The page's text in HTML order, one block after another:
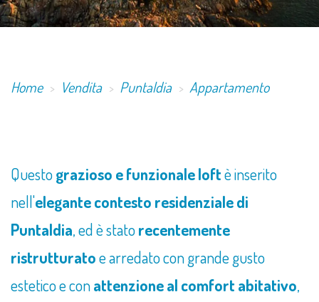
Home Vendita Puntaldia Appartamento
Questograzioso e funzionale loftè inserito
nell'elegante contesto residenziale di
Puntaldia, ed è statorecentemente
ristrutturatoe arredato con grande gusto
estetico e conattenzione al comfort abitativo,